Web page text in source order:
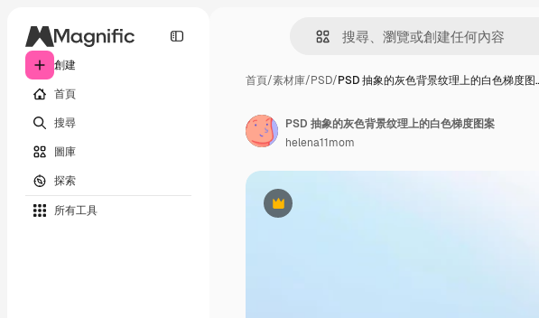
創建
首頁
搜尋
圖庫
探索
所有工具
首頁/素材庫/PSD/PSD 抽象的灰色背景纹理上的白色梯度图
Premium
PSD 抽象的灰色背景纹理上的白色梯度图案
helena11mom